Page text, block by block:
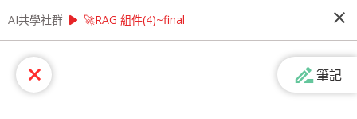
AI共學社群 play_arrow AI Agent 開發特訓營：短期實現智能自動化
AI Agent 開發特訓營：短期實現智能自
動化
AI共學社群 play_arrow 🚀RAG 組件(4)~final close
close drive_file_rename_outline筆記